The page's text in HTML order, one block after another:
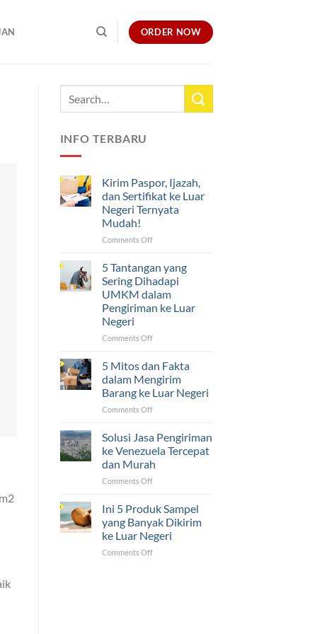
ORDER NOW
INFO TERBARU
Kirim Paspor, Ijazah,
dan Sertifikat ke Luar
Negeri Ternyata
Mudah!
Comments Offon
Ijazah,
dan
Sertifikat
ke
Negeri
5 Tantangan yang
Sering Dihadapi
UMKM dalam
Pengiriman ke Luar
Negeri
Comments Offon
Tantangan
yang
Sering
Dihadapi
UMKM
Pengiriman
Luar
Negeri
5 Mitos dan Fakta
dalam Mengirim
Barang ke Luar Negeri
Comments Offon
Mitos
dan
Fakta
dalam
Mengirim
ke
Negeri
Solusi Jasa Pengiriman
ke Venezuela Tercepat
dan Murah
Comments Offon
Jasa
Pengiriman
ke
Venezuela
Tercepat
Ini 5 Produk Sampel
yang Banyak Dikirim
ke Luar Negeri
Comments Offon